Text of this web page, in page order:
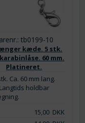
tb0199-10
kæde. 5 stk.
60 mm.
Platineret.
Ca. 60 mm lang.
Langtids holdbar
15,00DKK